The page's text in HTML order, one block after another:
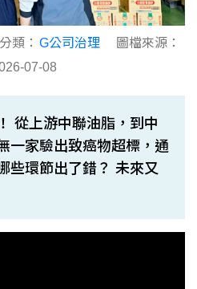
分類： G公司治理
圖檔來源：
07-08
從上游中聯油脂，到中
一家驗出致癌物超標，通
些環節出了錯？ 未來又